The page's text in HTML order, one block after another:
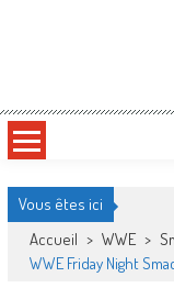
Vous êtes ici
Accueil > WWE >
WWE Friday Night